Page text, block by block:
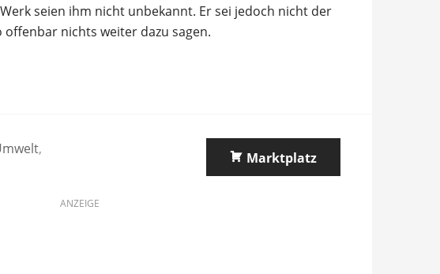
seien ihm nicht unbekannt. Er sei jedoch nicht der
offenbar nichts weiter dazu sagen.
,
Marktplatz
ANZEIGE